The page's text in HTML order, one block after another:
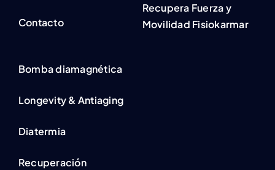
Contacto
Recupera Fuerza y
Movilidad Fisiokarmar
Bomba diamagnética
Longevity & Antiaging
Diatermia
Recuperación